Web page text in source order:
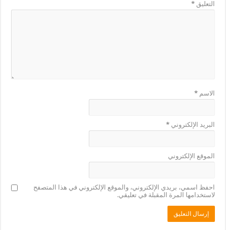
التعليق*
الاسم*
البريد الإلكتروني*
الموقع الإلكتروني
احفظ اسمي، بريدي الإلكتروني، والموقع الإلكتروني في هذا المتصفح
لاستخدامها المرة المقبلة في تعليقي.